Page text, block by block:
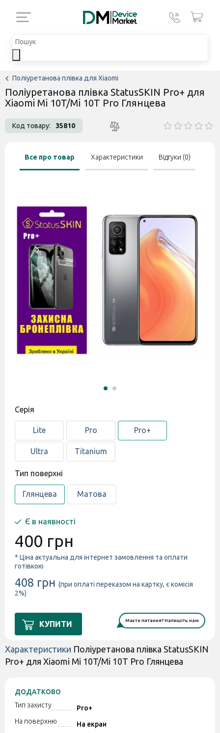
Поліуретанова плівка для Xiaomi
Поліуретанова плівка StatusSKIN Pro+ для
Xiaomi Mi 10T/Mi 10T Pro Глянцева
Код товару: 35810
Все про товар Характеристики Відгуки (0)
Серія
Lite Pro Pro+
Ultra Titanium
Тип поверхні
Глянцева Матова
Є в наявності
400 грн
* Ціна актуальна для інтернет замовлення та оплати
готівкою
408 грн (при оплаті переказом на картку, є комісія
2%)
КУПИТИ Маєте питання? Напишіть нам
Характеристики Поліуретанова плівка StatusSKIN
Pro+ для Xiaomi Mi 10T/Mi 10T Pro Глянцева
ДОДАТКОВО
Тип захисту
Pro+
На поверхню
На екран